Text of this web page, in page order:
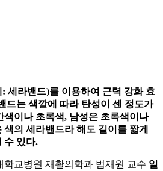
세라밴드)를 이용하여 근력 강화 효
드는 색깔에 따라 탄성이 센 정도가
색이나 초록색, 남성은 초록색이나
의 세라밴드라 해도 길이를 짧게
수 있다.
학교병원 재활의학과 범재원 교수 일